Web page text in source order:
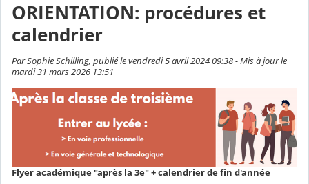
ORIENTATION: procédures et
calendrier
Par Sophie Schilling, publié le vendredi 5 avril 2024 09:38 - Mis à jour le
mardi 31 mars 2026 13:51
Flyer académique "après la 3e" + calendrier de fin d'année